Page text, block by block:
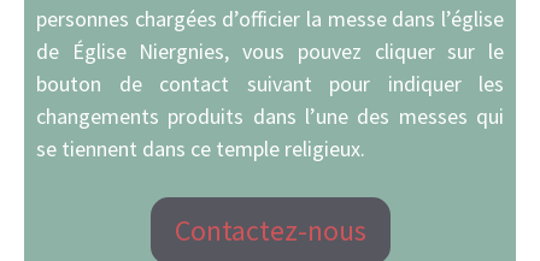
personnes chargées d’officier la messe dans l’église
de Église Niergnies, vous pouvez cliquer sur le
bouton de contact suivant pour indiquer les
changements produits dans l’une des messes qui
se tiennent dans ce temple religieux.
Contactez-nous